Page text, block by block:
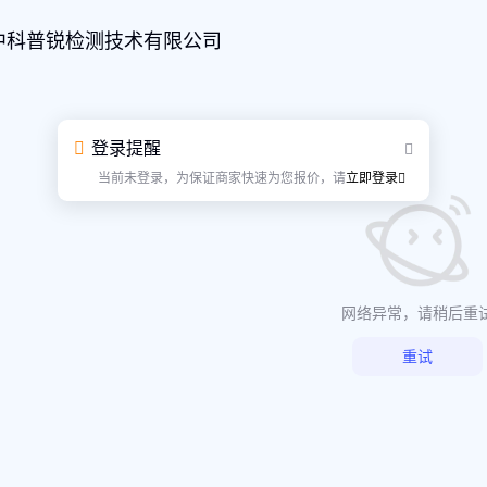
科普锐检测技术有限公司
登录提醒
当前未登录，为保证商家快速为您报价，请立即登录
网络异常，请稍后重
重试